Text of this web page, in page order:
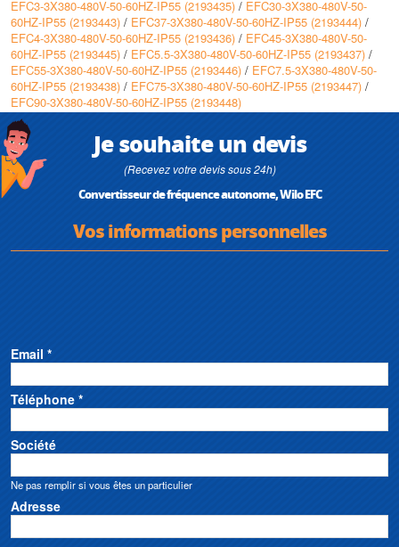
EFC3-3X380-480V-50-60HZ-IP55 (2193435) / EFC30-3X380-480V-50-
60HZ-IP55 (2193443) / EFC37-3X380-480V-50-60HZ-IP55 (2193444) /
EFC4-3X380-480V-50-60HZ-IP55 (2193436) / EFC45-3X380-480V-50-
60HZ-IP55 (2193445) / EFC5.5-3X380-480V-50-60HZ-IP55 (2193437) /
EFC55-3X380-480V-50-60HZ-IP55 (2193446) / EFC7.5-3X380-480V-50-
60HZ-IP55 (2193438) / EFC75-3X380-480V-50-60HZ-IP55 (2193447) /
EFC90-3X380-480V-50-60HZ-IP55 (2193448)
Je souhaite un devis
(Recevez votre devis sous 24h)
Convertisseur de fréquence autonome, Wilo EFC
Vos informations personnelles
Email *
Téléphone *
Société
Ne pas remplir si vous êtes un particulier
Adresse